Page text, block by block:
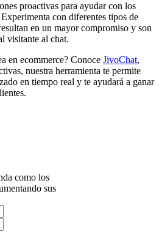
proactivas para ayudar con los
con diferentes tipos de
en un mayor compromiso y son
visitante al chat.
en ecommerce? Conoce JivoChat,
nuestra herramienta te permite
en tiempo real y te ayudará a ganar
como los
sus